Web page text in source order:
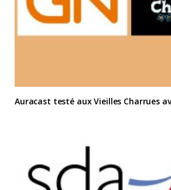
Auracast testé aux Vieilles Charrues